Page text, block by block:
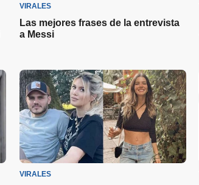
VIRALES
Las mejores frases de la entrevista
a Messi
VIRALES